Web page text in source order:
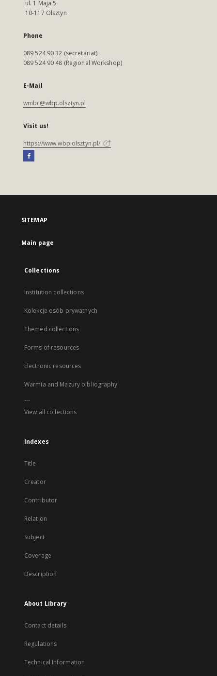
ul. 1 Maja 5
10-117 Olsztyn
Phone
089 524 90 32 (secretariat)
089 524 90 48 (Regional Workshop)
E-Mail
wmbc@wbp.olsztyn.pl
Visit us!
https://www.wbp.olsztyn.pl/
SITEMAP
Main page
Collections
Institution collections
Kolekcje osób prywatnych
Themed collections
Forms of resources
Electronic resources
Warmia and Mazury bibliography
...
View all collections
Indexes
Title
Creator
Contributor
Relation
Subject
Coverage
Description
About Library
Contact details
Regulations
Technical Information